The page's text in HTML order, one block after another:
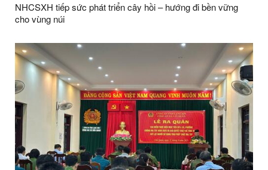
NHCSXH tiếp sức phát triển cây hồi – hướng đi bền vững
cho vùng núi